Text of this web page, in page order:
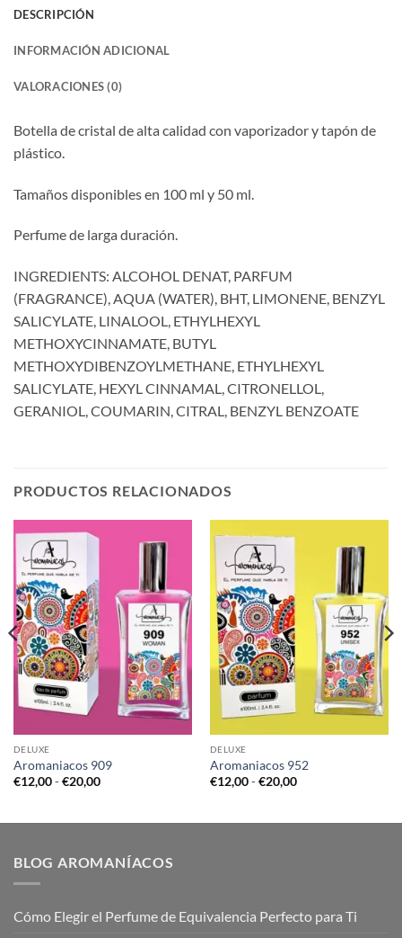
DESCRIPCIÓN
INFORMACIÓN ADICIONAL
VALORACIONES (0)
Botella de cristal de alta calidad con vaporizador y tapón de
plástico.
Tamaños disponibles en 100 ml y 50 ml.
Perfume de larga duración.
INGREDIENTS: ALCOHOL DENAT, PARFUM
(FRAGRANCE), AQUA (WATER), BHT, LIMONENE, BENZYL
SALICYLATE, LINALOOL, ETHYLHEXYL
METHOXYCINNAMATE, BUTYL
METHOXYDIBENZOYLMETHANE, ETHYLHEXYL
SALICYLATE, HEXYL CINNAMAL, CITRONELLOL,
GERANIOL, COUMARIN, CITRAL, BENZYL BENZOATE
PRODUCTOS RELACIONADOS
DELUXE
Aromaniacos 909
€12,00 - €20,00Rango
€12,00
DELUXE
Aromaniacos 952
€12,00 - €20,00Rango
€12,00
BLOG AROMANÍACOS
Cómo Elegir el Perfume de Equivalencia Perfecto para Ti